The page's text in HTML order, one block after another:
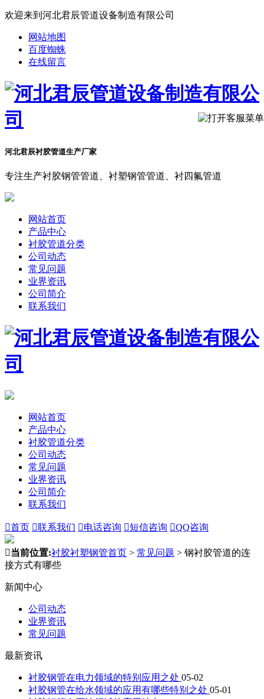
欢迎来到河北君辰管道设备制造有限公司
网站地图
百度蜘蛛
在线留言
河北君辰衬胶管道生产厂家
专注生产衬胶钢管管道、衬塑钢管管道、衬四氟管道
网站首页
产品中心
衬胶管道分类
公司动态
常见问题
业界资讯
公司简介
联系我们
网站首页
产品中心
衬胶管道分类
公司动态
常见问题
业界资讯
公司简介
联系我们
首页 联系我们 电话咨询 短信咨询 QQ咨询
当前位置:衬胶衬塑钢管首页 > 常见问题 > 钢衬胶管道的连
接方式有哪些
新闻中心
公司动态
业界资讯
常见问题
最新资讯
衬胶钢管在电力领域的特别应用之处 05-02
衬胶钢管在给水领域的应用有哪些特别之处 05-01